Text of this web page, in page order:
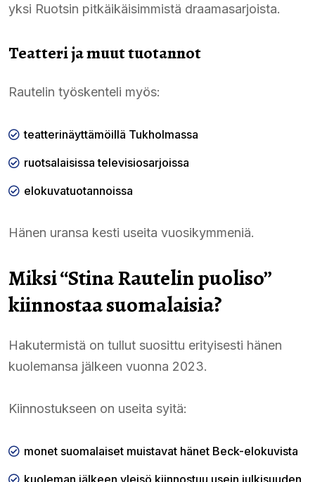
yksi Ruotsin pitkäikäisimmistä draamasarjoista.
Teatteri ja muut tuotannot
Rautelin työskenteli myös:
teatterinäyttämöillä Tukholmassa
ruotsalaisissa televisiosarjoissa
elokuvatuotannoissa
Hänen uransa kesti useita vuosikymmeniä.
Miksi “Stina Rautelin puoliso”
kiinnostaa suomalaisia?
Hakutermistä on tullut suosittu erityisesti hänen
kuolemansa jälkeen vuonna 2023.
Kiinnostukseen on useita syitä:
monet suomalaiset muistavat hänet Beck-elokuvista
kuoleman jälkeen yleisö kiinnostuu usein julkisuuden